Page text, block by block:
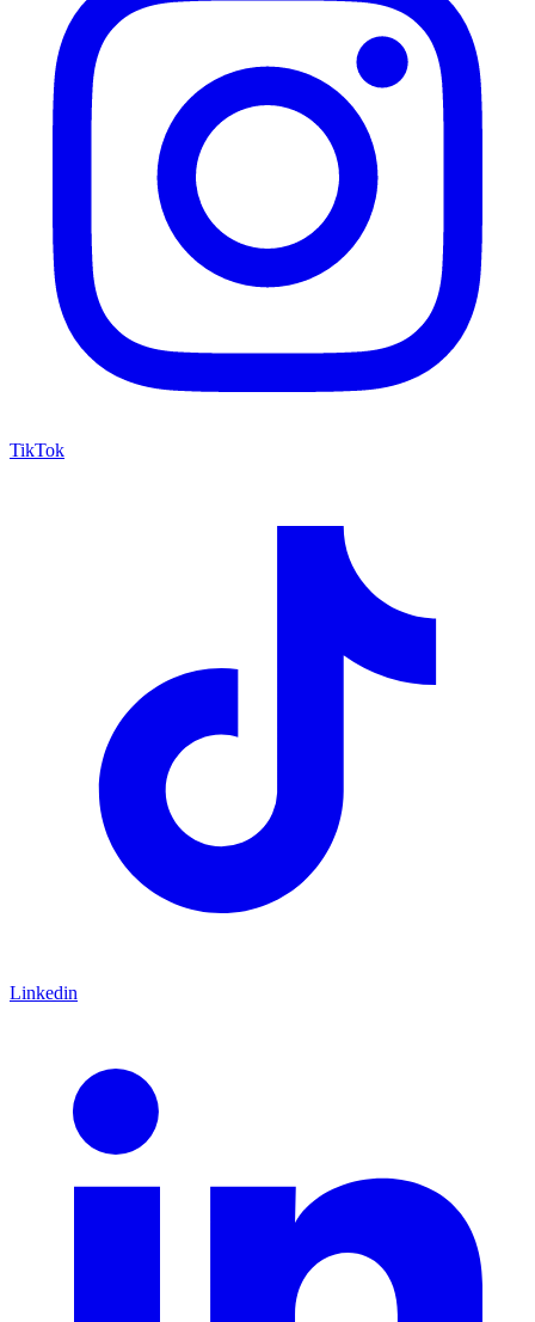
TikTok
Linkedin